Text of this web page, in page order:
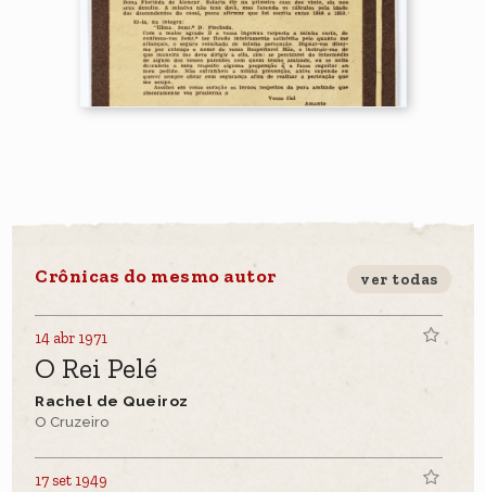
Crônicas do mesmo autor ver todas
14 abr 1971
O Rei Pelé
Rachel de Queiroz
O Cruzeiro
17 set 1949